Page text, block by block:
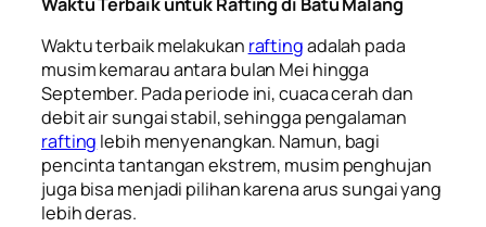
Waktu terbaik melakukan raftingadalah pada
musim kemarau antara bulan Mei hingga
September. Pada periode ini, cuaca cerah dan
debit air sungai stabil, sehingga pengalaman
rafting lebih menyenangkan. Namun, bagi
pencinta tantangan ekstrem, musim penghujan
juga bisa menjadi pilihan karena arus sungai yang
lebih deras.